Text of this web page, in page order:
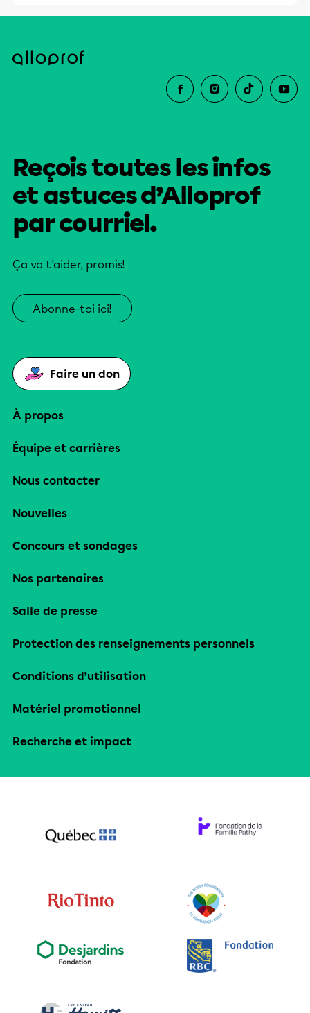
Reçois toutes les infos
et astuces d’Alloprof
par courriel.
Ça va t’aider, promis!
Abonne-toi ici!
Faire un don
À propos
Équipe et carrières
Nous contacter
Nouvelles
Concours et sondages
Nos partenaires
Salle de presse
Protection des renseignements personnels
Conditions d’utilisation
Matériel promotionnel
Recherche et impact